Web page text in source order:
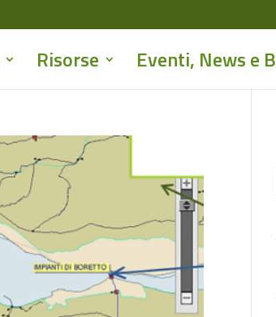
Risorse Eventi, News e